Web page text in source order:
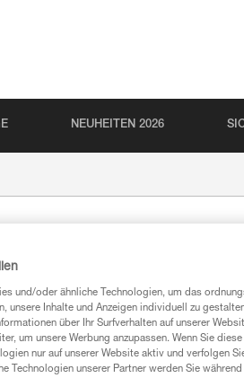
NEUHEITEN 2026
und/oder ähnliche Technologien, um das
unsere Inhalte und Anzeigen individuell zu
über Ihr Surfverhalten auf unserer
um unsere Werbung anzupassen. Wenn Sie
nur auf unserer Website aktiv und verfolgen
Technologien unserer Partner werden Sie während